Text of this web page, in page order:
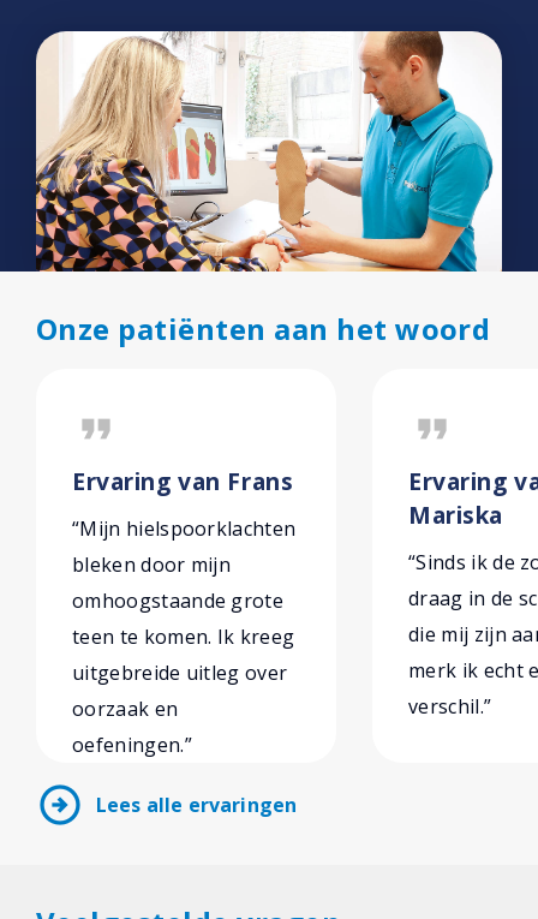
Onze patiënten aan het woord
format_quote
Ervaring van Frans
“Mijn hielspoorklachten
bleken door mijn
omhoogstaande grote
teen te komen. Ik kreeg
uitgebreide uitleg over
oorzaak en
oefeningen.”
format_quote
Ervaring
Mariska
“Sinds ik de
draag in de
die mij zijn
merk ik echt
verschil.”
arrow_circle_right Lees alle ervaringen